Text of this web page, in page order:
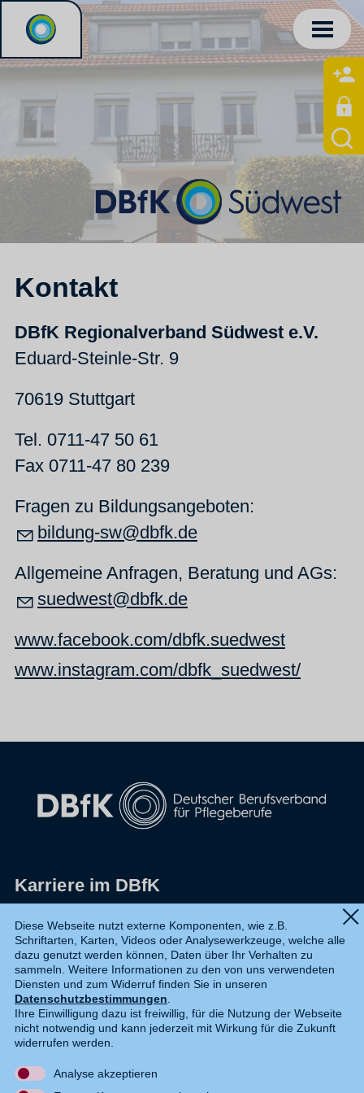
Kontakt
DBfK Regionalverband Südwest e.V.
Eduard-Steinle-Str. 9
70619 Stuttgart
Tel. 0711-47 50 61
Fax 0711-47 80 239
Fragen zu Bildungsangeboten:
b ld ng-sw dbfk d
Allgemeine Anfragen, Beratung und AGs:
suedwest@dbfk.de
www.facebook.com/dbfk.suedwest
www.instagram.com/dbfk_suedwest/
Karriere im DBfK
Datenschutz
Shop
Widerruf
Kontakt
Diese Webseite nutzt externe Komponenten, wie z.B.
Schriftarten, Karten, Videos oder Analysewerkzeuge, welche alle
dazu genutzt werden können, Daten über Ihr Verhalten zu
sammeln. Weitere Informationen zu den von uns verwendeten
Diensten und zum Widerruf finden Sie in unseren
Datenschutzbestimmungen.
Ihre Einwilligung dazu ist freiwillig, für die Nutzung der Webseite
nicht notwendig und kann jederzeit mit Wirkung für die Zukunft
widerrufen werden.
Analyse akzeptieren